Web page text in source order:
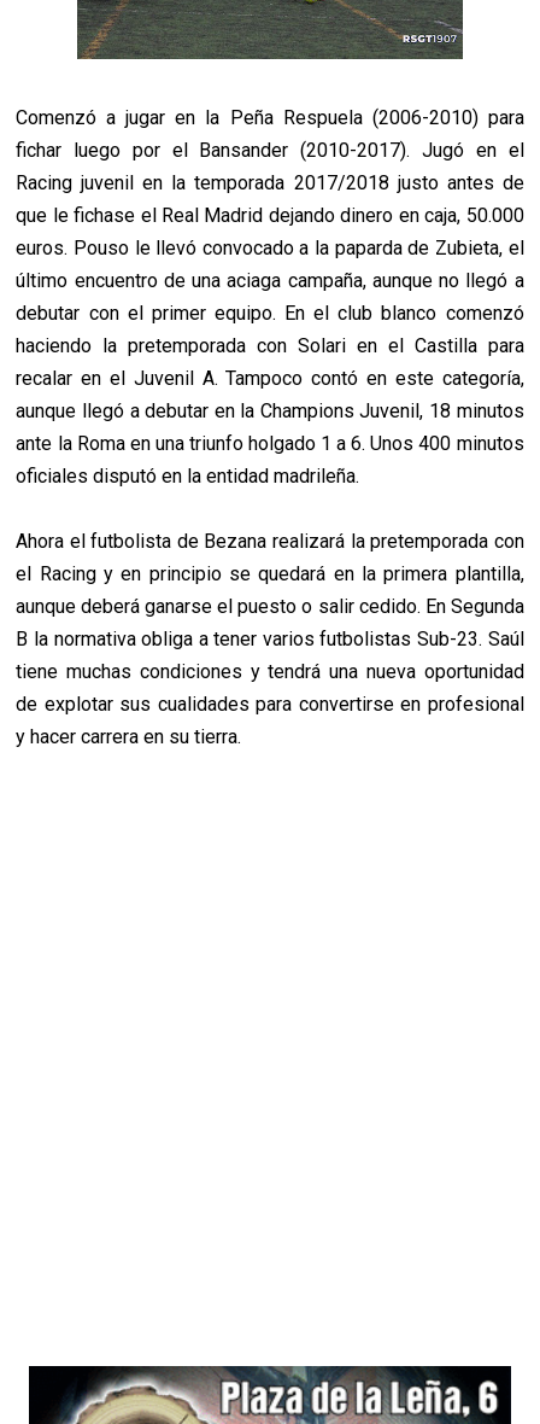
Comenzó a jugar en la Peña Respuela (2006-2010) para
fichar luego por el Bansander (2010-2017). Jugó en el
Racing juvenil en la temporada 2017/2018 justo antes de
que le fichase el Real Madrid dejando dinero en caja, 50.000
euros. Pouso le llevó convocado a la paparda de Zubieta, el
último encuentro de una aciaga campaña, aunque no llegó a
debutar con el primer equipo. En el club blanco comenzó
haciendo la pretemporada con Solari en el Castilla para
recalar en el Juvenil A. Tampoco contó en este categoría,
aunque llegó a debutar en la Champions Juvenil, 18 minutos
ante la Roma en una triunfo holgado 1 a 6. Unos 400 minutos
oficiales disputó en la entidad madrileña.
Ahora el futbolista de Bezana realizará la pretemporada con
el Racing y en principio se quedará en la primera plantilla,
aunque deberá ganarse el puesto o salir cedido. En Segunda
B la normativa obliga a tener varios futbolistas Sub-23. Saúl
tiene muchas condiciones y tendrá una nueva oportunidad
de explotar sus cualidades para convertirse en profesional
y hacer carrera en su tierra.